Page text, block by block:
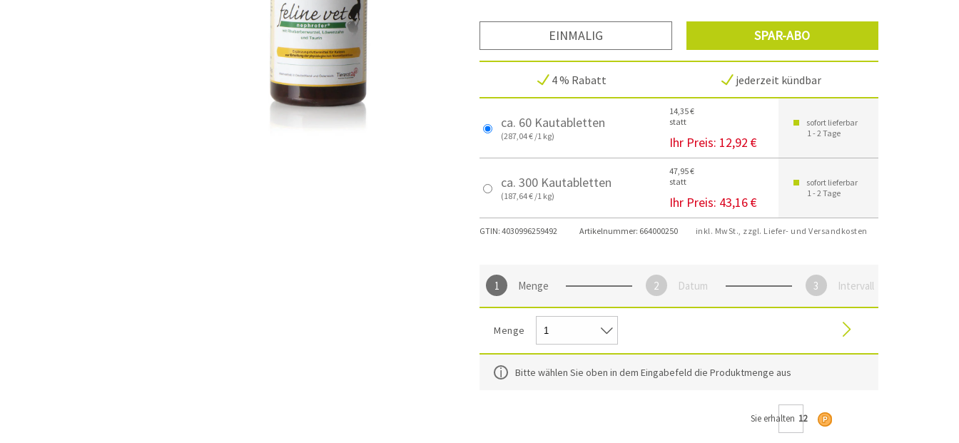
EINMALIG SPAR-ABO
4 % Rabatt jederzeit kündbar
ca. 60 Kautabletten
(287,04 € /1 kg)
statt
14,35 €
Ihr Preis: 12,92 €
sofort lieferbar
1 - 2 Tage
ca. 300 Kautabletten
(187,64 € /1 kg)
statt
47,95 €
Ihr Preis: 43,16 €
sofort lieferbar
1 - 2 Tage
GTIN: 4030996259492 Artikelnummer: 664000250 inkl. MwSt., zzgl. Liefer- und Versandkosten
Menge Datum Intervall
Menge
Bitte wählen Sie oben in dem Eingabefeld die Produktmenge aus
Sie erhalten 12